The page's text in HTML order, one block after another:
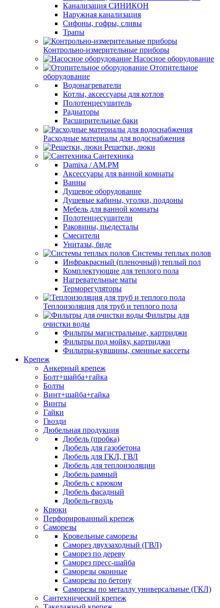
Канализация СИНИКОН
Наружная канализация
Сифоны, гофры, сливы
Трапы
Контрольно-измерительные приборы
Насосное оборудование
Отопительное
оборудование
Водонагреватели
Котлы, аксессуары для котлов
Полотенцесушитель
Радиаторы
Расширительные баки
Расходные материалы для водоснабжения
Решетки, люки
Сантехника
Damixa / AM.PM
Аксессуары для ванной комнаты
Ванны
Душевое оборудование
Душевые кабины, уголки, поддоны
Мебель для ванной комнаты
Полотенцесушители
Раковины, пьедесталы
Смесители
Унитазы, биде
Системы теплых полов
Инфракрасный (пленочный) теплый пол
Комплектующие для теплого пола
Нагревательные маты
Терморегуляторы
Теплоизоляция для труб и теплого пола
Фильтры для
очистки воды
Фильтры магистральные, картриджи
Фильтры под мойку, картриджи
Фильтры-кувшины, сменные кассеты
Крепеж
Анкерный крепеж
Болт+шайба+гайка
Болты
Винт+шайба+гайка
Винты
Гайки
Гвозди
Дюбельная продукция
Дюбель (пробка)
Дюбель для газобетона
Дюбель для ГКЛ, ГВЛ
Дюбель для теплоизоляции
Дюбель рамный
Дюбель с крюком
Дюбель фасадный
Дюбель-гвоздь
Крюки
Перфорированный крепеж
Саморезы
Кровельные саморезы
Саморез двухзаходный (ГВЛ)
Саморез по дереву
Саморез пресс-шайба
Саморезы оконные
Саморезы по бетону
Саморезы по металлу универсальные (ГКЛ)
Сантехнический крепеж